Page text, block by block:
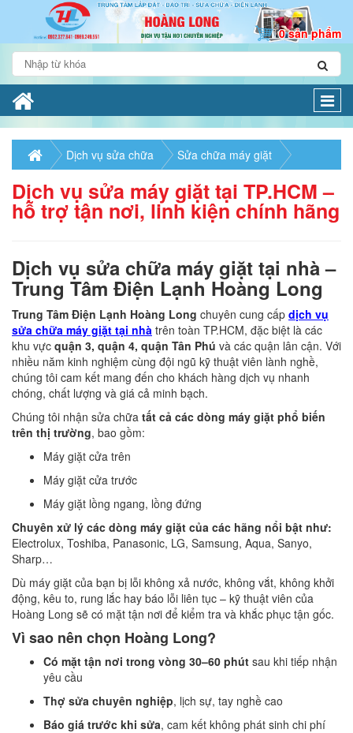
0 sản phẩm
Dịch vụ sửa chữa Sửa chữa máy giặt
Dịch vụ sửa máy giặt tại TP.HCM –
hỗ trợ tận nơi, linh kiện chính hãng
Dịch vụ sửa chữa máy giặt tại nhà –
Trung Tâm Điện Lạnh Hoàng Long
Trung Tâm Điện Lạnh Hoàng Long chuyên cung cấp dịch vụ
sửa chữa máy giặt tại nhà trên toàn TP.HCM, đặc biệt là các
khu vực quận 3, quận 4, quận Tân Phú và các quận lân cận. Với
nhiều năm kinh nghiệm cùng đội ngũ kỹ thuật viên lành nghề,
chúng tôi cam kết mang đến cho khách hàng dịch vụ nhanh
chóng, chất lượng và giá cả minh bạch.
Chúng tôi nhận sửa chữa tất cả các dòng máy giặt phổ biến
trên thị trường, bao gồm:
Máy giặt cửa trên
Máy giặt cửa trước
Máy giặt lồng ngang, lồng đứng
Chuyên xử lý các dòng máy giặt của các hãng nổi bật như:
Electrolux, Toshiba, Panasonic, LG, Samsung, Aqua, Sanyo,
Sharp…
Dù máy giặt của bạn bị lỗi không xả nước, không vắt, không khởi
động, kêu to, rung lắc hay báo lỗi liên tục – kỹ thuật viên của
Hoàng Long sẽ có mặt tận nơi để kiểm tra và khắc phục tận gốc.
Vì sao nên chọn Hoàng Long?
Có mặt tận nơi trong vòng 30–60 phút sau khi tiếp nhận
yêu cầu
Thợ sửa chuyên nghiệp, lịch sự, tay nghề cao
Báo giá trước khi sửa, cam kết không phát sinh chi phí